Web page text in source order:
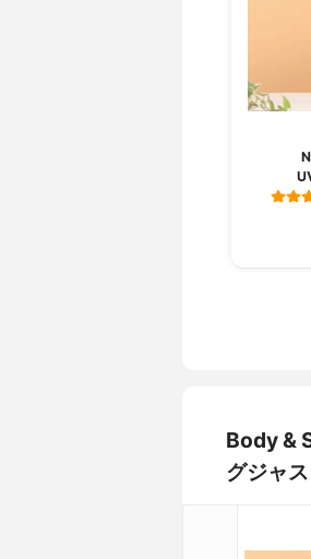
Body &
グジャ